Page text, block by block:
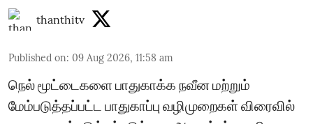
thanthitv
Published on: 09 Aug 2026, 11:58 am
நெல் மூட்டைகளை பாதுகாக்க நவீன மற்றும்
மேம்படுத்தப்பட்ட பாதுகாப்பு வழிமுறைகள் விரைவில்